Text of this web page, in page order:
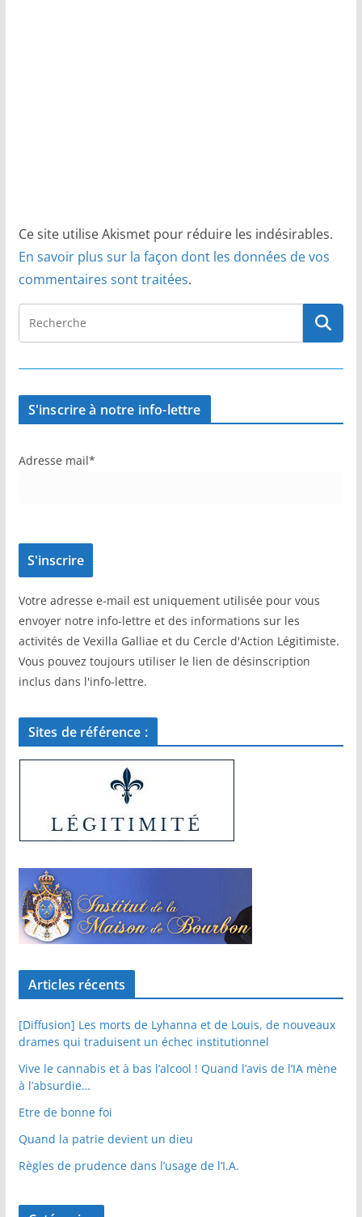
Ce site utilise Akismet pour réduire les indésirables.
En savoir plus sur la façon dont les données de vos
commentaires sont traitées.
S'inscrire à notre info-lettre
Adresse mail*
Votre adresse e-mail est uniquement utilisée pour vous
envoyer notre info-lettre et des informations sur les
activités de Vexilla Galliae et du Cercle d'Action Légitimiste.
Vous pouvez toujours utiliser le lien de désinscription
inclus dans l'info-lettre.
Sites de référence :
Articles récents
[Diffusion] Les morts de Lyhanna et de Louis, de nouveaux
drames qui traduisent un échec institutionnel
Vive le cannabis et à bas l’alcool ! Quand l’avis de l’IA mène
à l’absurdie…
Etre de bonne foi
Quand la patrie devient un dieu
Règles de prudence dans l’usage de l’I.A.